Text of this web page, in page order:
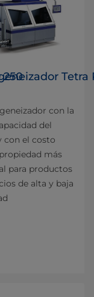
250 Tetra
con la
del
con el costo
más
para productos
de alta y baja